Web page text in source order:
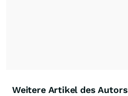
Weitere Artikel des Autors